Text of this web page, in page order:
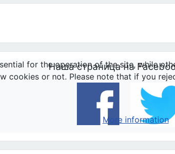
Наша страница на
for the operation of the site, while
cookies or not. Please note that if you
More information